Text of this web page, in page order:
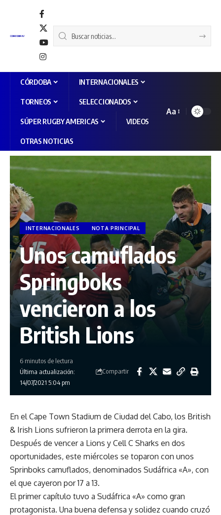
CÓRDOBA INTERNACIONALES
TORNEOS SELECCIONADOS
SÚPER RUGBY AMERICAS VIDEOS
OTRAS NOTICIAS
Aa
INTERNACIONALES NOTA PRINCIPAL
Unos camuflados
Springboks
vencieron a los
British Lions
Última actualización:
14/07/2021 5:04 pm
6 minutos de lectura
Compartir
En el Cape Town Stadium de Ciudad del Cabo, los British
& Irish Lions sufrieron la primera derrota en la gira.
Después de vencer a Lions y Cell C Sharks en dos
oportunidades, este miércoles se toparon con unos
Sprinboks camuflados, denominados Sudáfrica «A», con
el que cayeron por 17 a 13.
El primer capítulo tuvo a Sudáfrica «A» como gran
protagonista. Una buena defensa y solidez cuando cruzó